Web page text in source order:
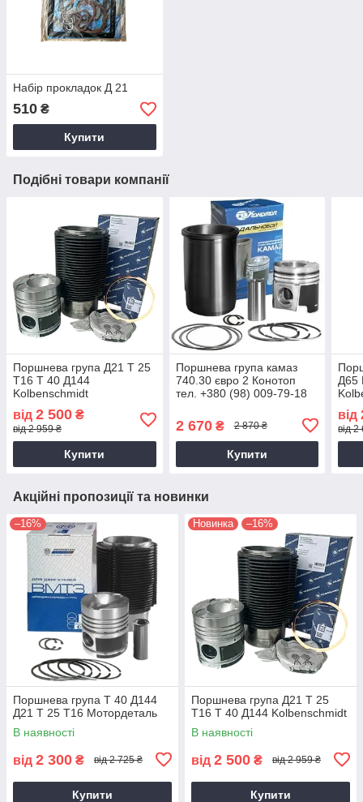
Набір прокладок Д 21
510 ₴
Купити
Подібні товари компанії
Поршнева група Д21 Т 25
Т16 Т 40 Д144
Kolbenschmidt
від 2 500 ₴
від 2 959 ₴
Купити
Поршнева група камаз
740.30 євро 2 Конотоп
тел. +380 (98) 009-79-18
2 670₴ 2 870 ₴
Купити
від
від
Акційні пропозиції та новинки
–16%
Поршнева група Т 40 Д144
Д21 Т 25 Т16 Мотордеталь
В наявності
від 2 300 ₴ від 2 725 ₴
Купити
Новинка –16%
Поршнева група Д21 Т 25
Т16 Т 40 Д144 Kolbenschmidt
В наявності
від 2 500 ₴ від 2 959 ₴
Купити